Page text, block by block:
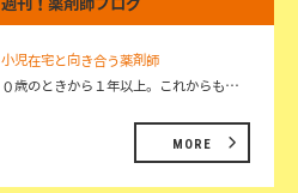
週刊！薬剤師ブログ
小児在宅と向き合う薬剤師
０歳のときから１年以上。これからも…
MORE